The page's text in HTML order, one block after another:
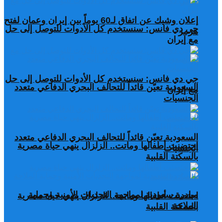
جي دي فانس: سنستخدم كل الأدوات للتوصل إلى حل
مع إيران
السعودية تعيّن قائداً للتحالف البحري الدفاعي متعدد
الجنسيات
احتضنت أطفالها وماتت.. الزلزال ينهي حياة مصرية
بالسكتة القلبية
مبادرة سعودية لمواجهة التحديات الأمنية وحماية
الملاحة
إعلان وشيك عن اتفاق لـ60 يوماً بين إيران وعمان لفتح
هرمز
جي دي فانس: سنستخدم كل الأدوات للتوصل إلى حل
مع إيران
السعودية تعيّن قائداً للتحالف البحري الدفاعي متعدد
الجنسيات
احتضنت أطفالها وماتت.. الزلزال ينهي حياة مصرية
بالسكتة القلبية